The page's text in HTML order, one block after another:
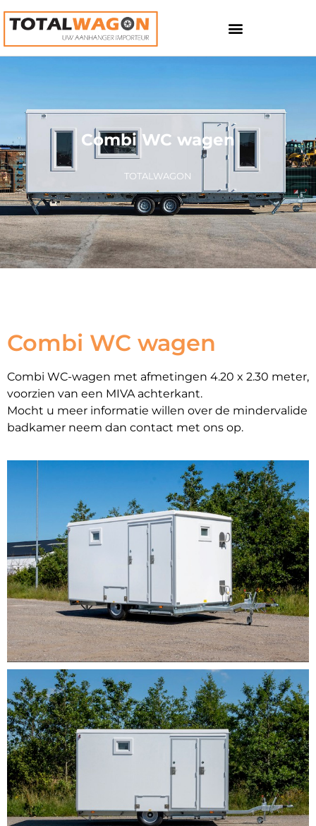
Combi WC wagen
TOTALWAGON
Combi WC wagen
Combi WC-wagen met afmetingen 4.20 x 2.30 meter,
voorzien van een MIVA achterkant.
Mocht u meer informatie willen over de mindervalide
badkamer neem dan contact met ons op.